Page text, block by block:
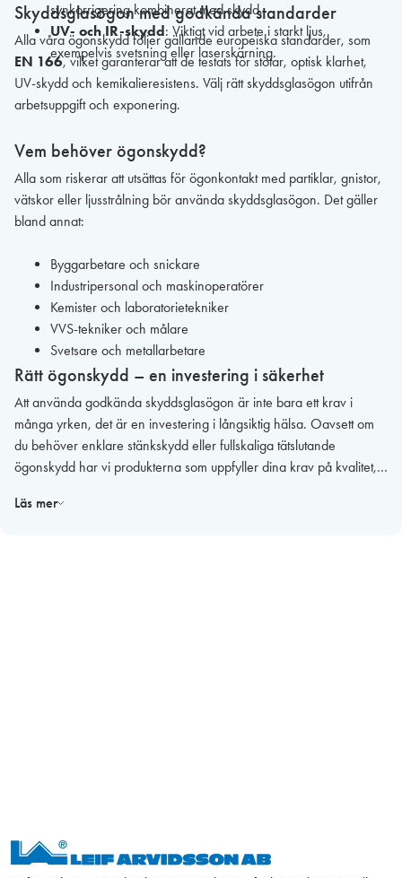
synkorrigering kombinerat med skydd.
UV- och IR-skydd: Viktigt vid arbete i starkt ljus,
exempelvis svetsning eller laserskärning.
Skyddsglasögon med godkända standarder
Alla våra ögonskydd följer gällande europeiska standarder, som
EN 166, vilket garanterar att de testats för stötar, optisk klarhet,
UV-skydd och kemikalieresistens. Välj rätt skyddsglasögon utifrån
arbetsuppgift och exponering.
Vem behöver ögonskydd?
Alla som riskerar att utsättas för ögonkontakt med partiklar, gnistor,
vätskor eller ljusstrålning bör använda skyddsglasögon. Det gäller
bland annat:
Byggarbetare och snickare
Industripersonal och maskinoperatörer
Kemister och laboratorietekniker
VVS-tekniker och målare
Svetsare och metallarbetare
Rätt ögonskydd – en investering i säkerhet
Att använda godkända skyddsglasögon är inte bara ett krav i
många yrken, det är en investering i långsiktig hälsa. Oavsett om
du behöver enklare stänkskydd eller fullskaliga tätslutande
ögonskydd har vi produkterna som uppfyller dina krav på kvalitet,
Läs mer